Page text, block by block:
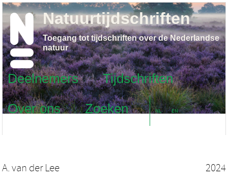
Deelnemers
Tijdschriften
Over ons
Zoeken NL EN
Natuurtijdschriften
Toegang tot tijdschriften over de Nederlandse
natuur
A. van der Lee 2024